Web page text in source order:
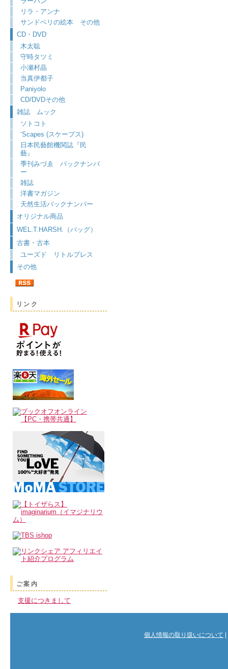
リラ・アンナ
サンドベリの絵本 その他
CD・DVD
木太聡
守時タツミ
小瀬村晶
当真伊都子
Paniyolo
CD/DVDその他
雑誌 ムック
ソトコト
‘Scapes (スケープス)
日本民藝館機関誌『民
藝』
季刊みづゑ バックナンバ
ー
雑誌
洋書マガジン
天然生活バックナンバー
オリジナル商品
WEL.T.HARSH.（バッグ）
古書・古本
ユーズド リトルプレス
その他
リンク
ご案内
支援につきまして
個人情報の取り扱いについて